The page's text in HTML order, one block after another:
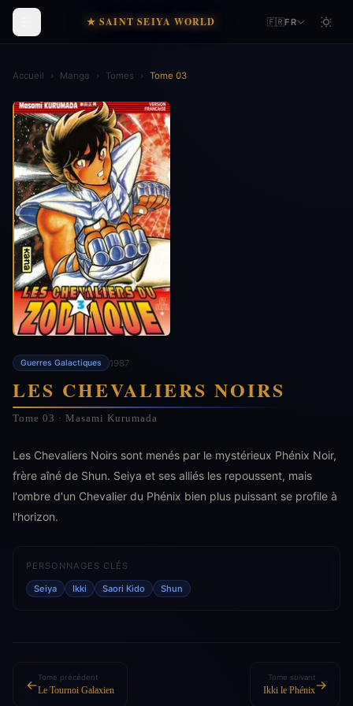
★ SAINT SEIYA WORLD 🇫🇷FR
Accueil › Manga › Tomes › Tome 03
Guerres Galactiques 1987
LES CHEVALIERS NOIRS
Tome 03 · Masami Kurumada
Les Chevaliers Noirs sont menés par le mystérieux Phénix Noir,
frère aîné de Shun. Seiya et ses alliés les repoussent, mais
l'ombre d'un Chevalier du Phénix bien plus puissant se profile à
l'horizon.
PERSONNAGES CLÉS
Seiya Ikki Saori Kido Shun
←Tome précédent
Le Tournoi Galaxien
Tome suivant
Ikki le Phénix→